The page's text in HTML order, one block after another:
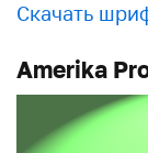
Скачать
Amerika